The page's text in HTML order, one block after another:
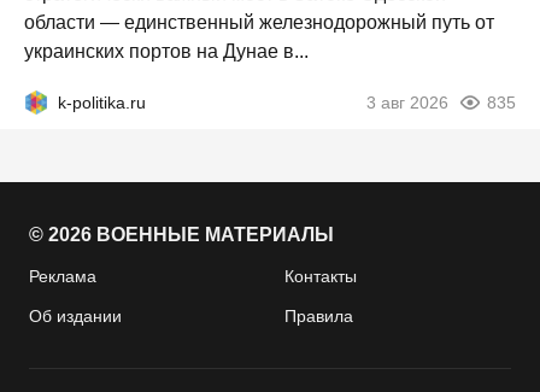
области — единственный железнодорожный путь от
украинских портов на Дунае в...
k-politika.ru 3 авг 2026 835
© 2026 ВОЕННЫЕ МАТЕРИАЛЫ
Реклама Контакты
Об издании Правила